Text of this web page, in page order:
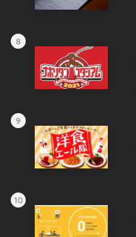
8
9
10